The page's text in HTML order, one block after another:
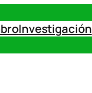
Investigación